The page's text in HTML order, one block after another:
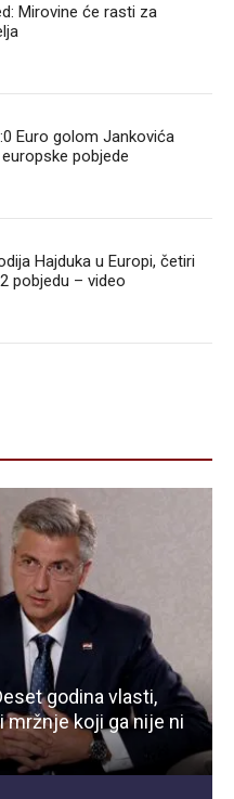
Mirovine će rasti za
Euro golom Jankovića
pobjede
Hajduka u Europi, četiri
pobjedu – video
godina vlasti,
mržnje koji ga nije ni